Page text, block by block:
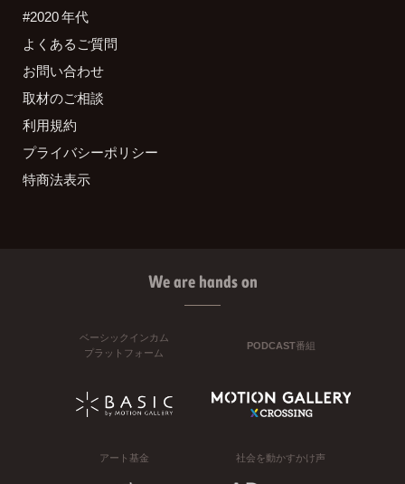
#2020 年代
よくあるご質問
お問い合わせ
取材のご相談
利用規約
プライバシーポリシー
特商法表示
We are hands on
ベーシックインカム
プラットフォーム
PODCAST番組
アート基金 社会を動かすかけ声